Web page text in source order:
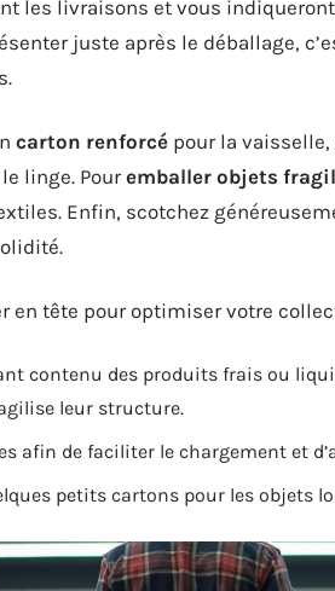
les livraisons et vous
juste après le déballage,
carton renforcé pour la vaisselle,
linge. Pouremballer objets
Enfin, scotchez
en tête pour optimiser votre
contenu des produits frais ou
leur structure.
afin de faciliter le chargement et
petits cartons pour les objets